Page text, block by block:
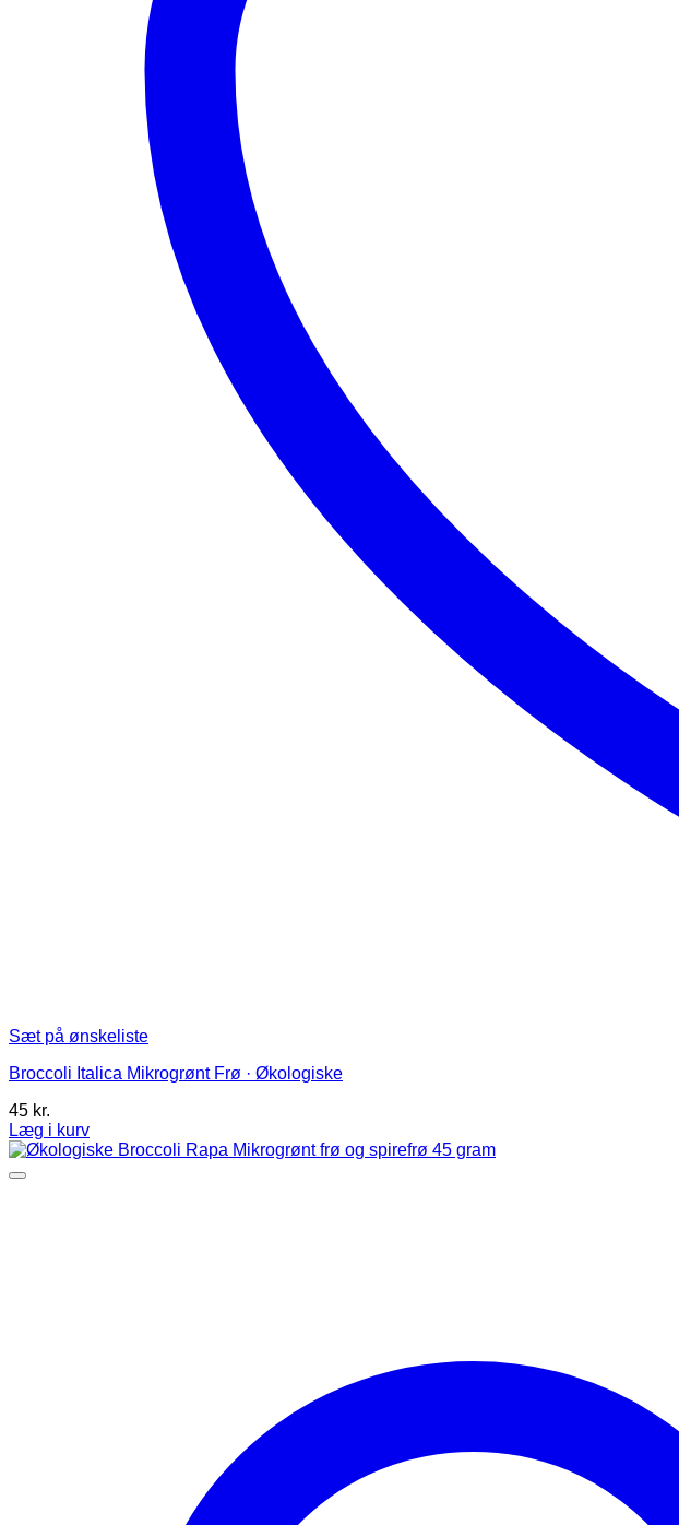
Sæt på ønskeliste
Broccoli Italica Mikrogrønt Frø · Økologiske
45 kr.
Læg i kurv
Dette
vare
har